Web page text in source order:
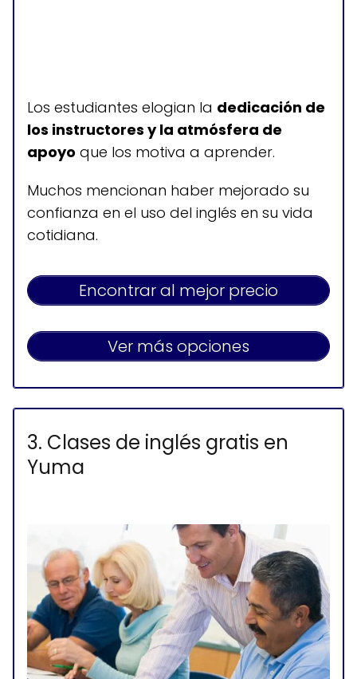
Los estudiantes elogian la dedicación de
los instructores y la atmósfera de
apoyo que los motiva a aprender.
Muchos mencionan haber mejorado su
confianza en el uso del inglés en su vida
cotidiana.
Encontrar al mejor precio
Ver más opciones
3. Clases de inglés gratis en
Yuma